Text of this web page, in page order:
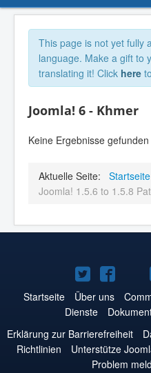
This page is not yet fully
language. Make a gift to
translating it! Click here
Joomla! 6 - Khmer
Keine Ergebnisse gefunden
Aktuelle Seite: Startseite
Joomla! 1.5.6 to 1.5.8
Joomla!
auf
Twitter
aufauf
Startseite Über uns
Dienste
Erklärung zur Barrierefreiheit
Richtlinien
Unterstütze
Problem